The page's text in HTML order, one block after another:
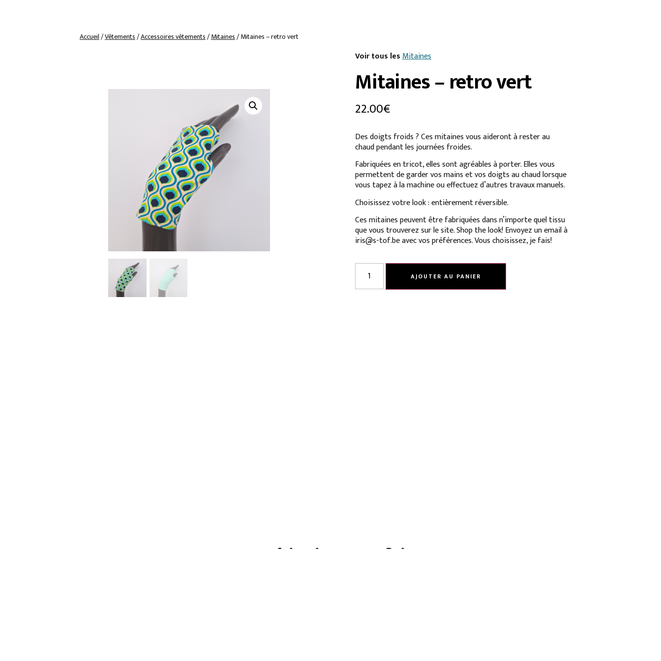
Accueil/Vêtements/Accessoires vêtements/Mitaines/ Mitaines – retro vert
Voir tous lesMitaines
Mitaines – retro vert
22.00€
Des doigts froids ? Ces mitaines vous aideront à rester au
chaud pendant les journées froides.
Fabriquées en tricot, elles sont agréables à porter. Elles vous
permettent de garder vos mains et vos doigts au chaud lorsque
vous tapez à la machine ou effectuez d’autres travaux manuels.
Choisissez votre look : entièrement réversible.
Ces mitaines peuvent être fabriquées dans n’importe quel tissu
que vous trouverez sur le site. Shop the look! Envoyez un email à
iris@s-tof.be avec vos préférences. Vous choisissez, je fais!
AJOUTER AU PANIER
Combinaison parfaite